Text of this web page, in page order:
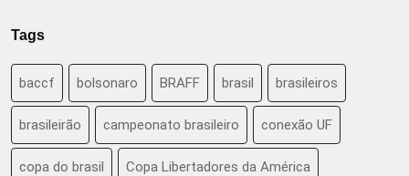
Tags
baccf bolsonaro BRAFF brasil brasileiros
brasileirão campeonato brasileiro conexão UF
copa do brasil Copa Libertadores da América